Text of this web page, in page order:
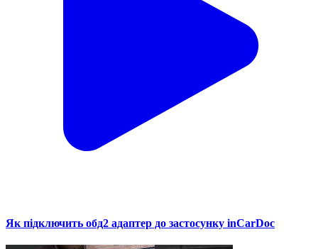
Як підключить обд2 адаптер до застосунку inCarDoc